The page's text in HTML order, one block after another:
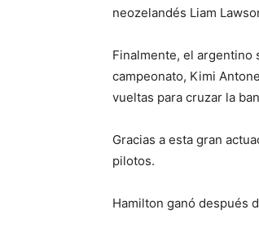
neozelandés Liam
Finalmente, el argentino
campeonato, Kimi
vueltas para cruzar la
Gracias a esta gran
pilotos.
Hamilton ganó después